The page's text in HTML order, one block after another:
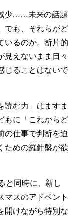
少……未来の話題
でも、それらがど
いるのか。断片的
見えないまま日々
じることはないで
読む力」はますま
もに「これからど
の仕事で判断を迫
ための羅針盤が欲
と同時に、新し
マスのアドベント
開けながら特別な